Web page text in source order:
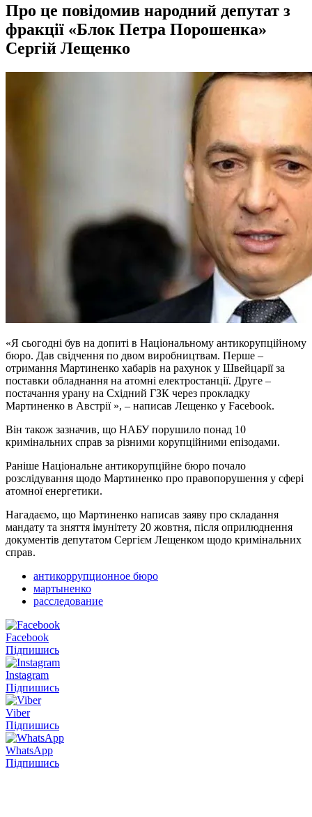
Про це повідомив народний депутат з
фракції «Блок Петра Порошенка»
Сергій Лещенко
«Я сьогодні був на допиті в Національному антикорупційному
бюро. Дав свідчення по двом виробництвам. Перше –
отримання Мартиненко хабарів на рахунок у Швейцарії за
поставки обладнання на атомні електростанції. Друге –
постачання урану на Східний ГЗК через прокладку
Мартиненко в Австрії », – написав Лещенко у Facebook.
Він також зазначив, що НАБУ порушило понад 10
кримінальних справ за різними корупційними епізодами.
Раніше Національне антикорупційне бюро почало
розслідування щодо Мартиненко про правопорушення у сфері
атомної енергетики.
Нагадаємо, що Мартиненко написав заяву про складання
мандату та зняття імунітету 20 жовтня, після оприлюднення
документів депутатом Сергієм Лещенком щодо кримінальних
справ.
антикоррупционное бюро
мартыненко
расследование
Facebook
Підпишись
Instagram
Підпишись
Viber
Підпишись
WhatsApp
Підпишись